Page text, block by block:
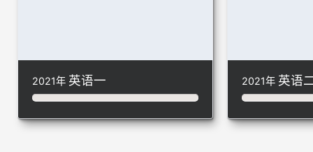
2021年 英语一 2021年 英语